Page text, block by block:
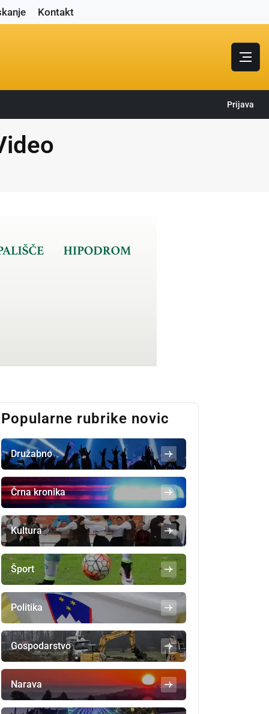
Kontakt
Prijava
Popularne rubrike novic
Družabno
Črna kronika
Kultura
Šport
Politika
Gospodarstvo
Narava